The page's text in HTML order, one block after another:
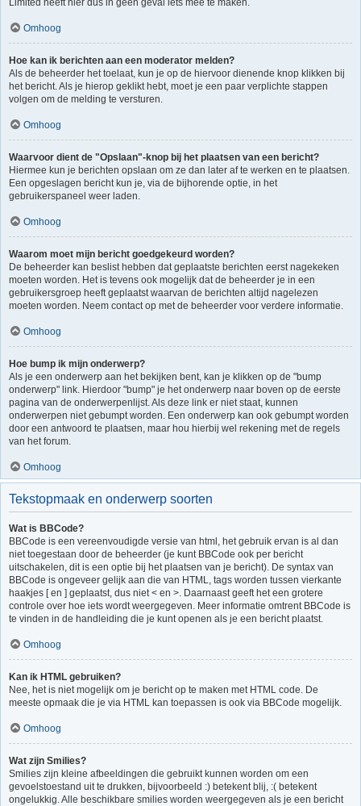
Limited heeft hier dus in geen geval iets mee te maken.
Omhoog
Hoe kan ik berichten aan een moderator melden?
Als de beheerder het toelaat, kun je op de hiervoor dienende knop klikken bij
het bericht. Als je hierop geklikt hebt, moet je een paar verplichte stappen
volgen om de melding te versturen.
Omhoog
Waarvoor dient de "Opslaan"-knop bij het plaatsen van een bericht?
Hiermee kun je berichten opslaan om ze dan later af te werken en te plaatsen.
Een opgeslagen bericht kun je, via de bijhorende optie, in het
gebruikerspaneel weer laden.
Omhoog
Waarom moet mijn bericht goedgekeurd worden?
De beheerder kan beslist hebben dat geplaatste berichten eerst nagekeken
moeten worden. Het is tevens ook mogelijk dat de beheerder je in een
gebruikersgroep heeft geplaatst waarvan de berichten altijd nagelezen
moeten worden. Neem contact op met de beheerder voor verdere informatie.
Omhoog
Hoe bump ik mijn onderwerp?
Als je een onderwerp aan het bekijken bent, kan je klikken op de "bump
onderwerp" link. Hierdoor "bump" je het onderwerp naar boven op de eerste
pagina van de onderwerpenlijst. Als deze link er niet staat, kunnen
onderwerpen niet gebumpt worden. Een onderwerp kan ook gebumpt worden
door een antwoord te plaatsen, maar hou hierbij wel rekening met de regels
van het forum.
Omhoog
Tekstopmaak en onderwerp soorten
Wat is BBCode?
BBCode is een vereenvoudigde versie van html, het gebruik ervan is al dan
niet toegestaan door de beheerder (je kunt BBCode ook per bericht
uitschakelen, dit is een optie bij het plaatsen van je bericht). De syntax van
BBCode is ongeveer gelijk aan die van HTML, tags worden tussen vierkante
haakjes [ en ] geplaatst, dus niet < en >. Daarnaast geeft het een grotere
controle over hoe iets wordt weergegeven. Meer informatie omtrent BBCode is
te vinden in de handleiding die je kunt openen als je een bericht plaatst.
Omhoog
Kan ik HTML gebruiken?
Nee, het is niet mogelijk om je bericht op te maken met HTML code. De
meeste opmaak die je via HTML kan toepassen is ook via BBCode mogelijk.
Omhoog
Wat zijn Smilies?
Smilies zijn kleine afbeeldingen die gebruikt kunnen worden om een
gevoelstoestand uit te drukken, bijvoorbeeld :) betekent blij, :( betekent
ongelukkig. Alle beschikbare smilies worden weergegeven als je een bericht